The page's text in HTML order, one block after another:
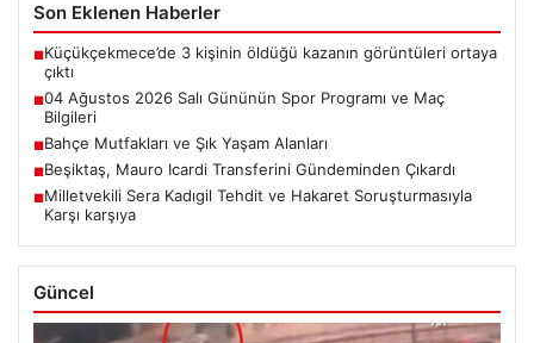
Son Eklenen Haberler
■Küçükçekmece’de 3 kişinin öldüğü kazanın görüntüleri ortaya
çıktı
■04 Ağustos 2026 Salı Gününün Spor Programı ve Maç
Bilgileri
■Bahçe Mutfakları ve Şık Yaşam Alanları
■Beşiktaş, Mauro Icardi Transferini Gündeminden Çıkardı
■Milletvekili Sera Kadıgil Tehdit ve Hakaret Soruşturmasıyla
Karşı karşıya
Güncel